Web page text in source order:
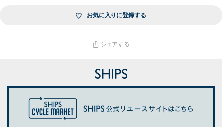
お気に入りに登録する
シェアする